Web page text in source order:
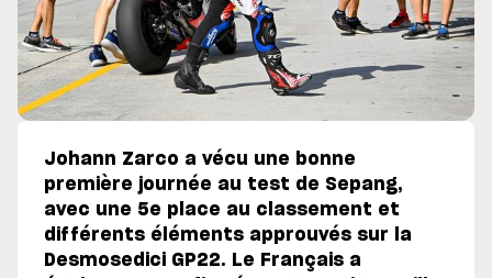
Johann Zarco a vécu une bonne
première journée au test de Sepang,
avec une 5e place au classement et
différents éléments approuvés sur la
Desmosedici GP22. Le Français a